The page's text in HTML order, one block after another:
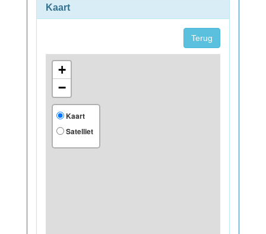
Kaart
Terug
+
−
Kaart
Satelliet